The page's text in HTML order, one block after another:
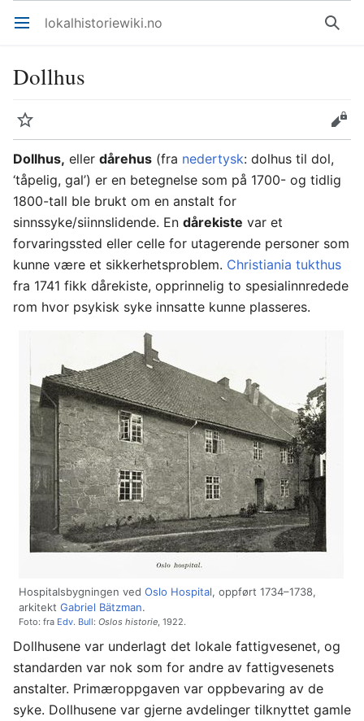
Åpne hovedmenyen lokalhistoriewiki.no Søk
Dollhus
Overvåk
Rediger
Dollhus, eller dårehus (fra nedertysk: dolhus til dol,
‘tåpelig, gal’) er en betegnelse som på 1700- og tidlig
1800-tall ble brukt om en anstalt for
sinnssyke/siinnslidende. En dårekiste var et
forvaringssted eller celle for utagerende personer som
kunne være et sikkerhetsproblem. Christiania tukthus
fra 1741 fikk dårekiste, opprinnelig to spesialinnredede
rom hvor psykisk syke innsatte kunne plasseres.
Hospitalsbygningen ved Oslo Hospital, oppført 1734–1738,
arkitekt Gabriel Bätzman.
Foto: fra Edv. Bull: Oslos historie , 1922.
Dollhusene var underlagt det lokale fattigvesenet, og
standarden var nok som for andre av fattigvesenets
anstalter. Primæroppgaven var oppbevaring av de
syke. Dollhusene var gjerne avdelinger tilknyttet gamle